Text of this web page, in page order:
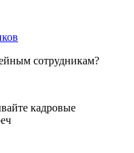
сотрудникам?
кадровые